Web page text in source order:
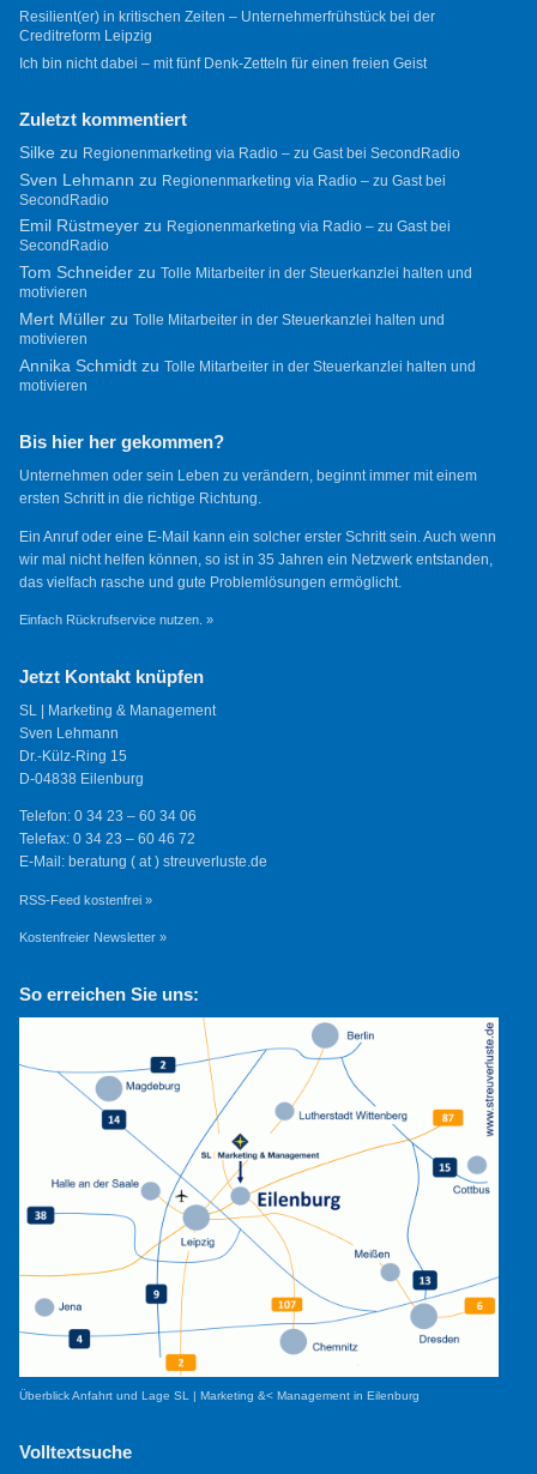
Resilient(er) in kritischen Zeiten – Unternehmerfrühstück bei der
Creditreform Leipzig
Ich bin nicht dabei – mit fünf Denk-Zetteln für einen freien Geist
Zuletzt kommentiert
Silkezu Regionenmarketing via Radio – zu Gast bei SecondRadio
Sven Lehmann zu Regionenmarketing via Radio – zu Gast bei
SecondRadio
Emil Rüstmeyerzu Regionenmarketing via Radio – zu Gast bei
SecondRadio
Tom Schneiderzu Tolle Mitarbeiter in der Steuerkanzlei halten und
motivieren
Mert Müllerzu Tolle Mitarbeiter in der Steuerkanzlei halten und
motivieren
Annika Schmidtzu Tolle Mitarbeiter in der Steuerkanzlei halten und
motivieren
Bis hier her gekommen?
Unternehmen oder sein Leben zu verändern, beginnt immer mit einem
ersten Schritt in die richtige Richtung.
Ein Anruf oder eine E-Mail kann ein solcher erster Schritt sein. Auch wenn
wir mal nicht helfen können, so ist in 35 Jahren ein Netzwerk entstanden,
das vielfach rasche und gute Problemlösungen ermöglicht.
Einfach Rückrufservice nutzen. »
Jetzt Kontakt knüpfen
SL | Marketing & Management
Sven Lehmann
Dr.-Külz-Ring 15
D-04838 Eilenburg
Telefon: 0 34 23 – 60 34 06
Telefax: 0 34 23 – 60 46 72
E-Mail: beratung ( at ) streuverluste.de
RSS-Feed kostenfrei »
Kostenfreier Newsletter »
So erreichen Sie uns:
Überblick Anfahrt und Lage SL | Marketing &< Management in Eilenburg
Volltextsuche